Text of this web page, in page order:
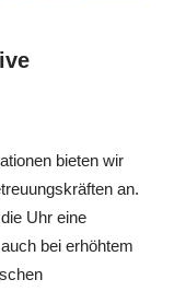
bieten wir
an.
Uhr eine
bei erhöhtem